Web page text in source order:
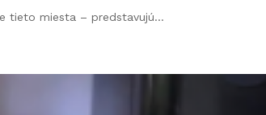
tieto miesta – predstavujú…